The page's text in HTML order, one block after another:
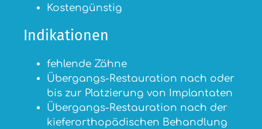
Kostengünstig
Indikationen
fehlende Zähne
Übergangs-Restauration nach oder
bis zur Platzierung von Implantaten
Übergangs-Restauration nach der
kieferorthopädischen Behandlung